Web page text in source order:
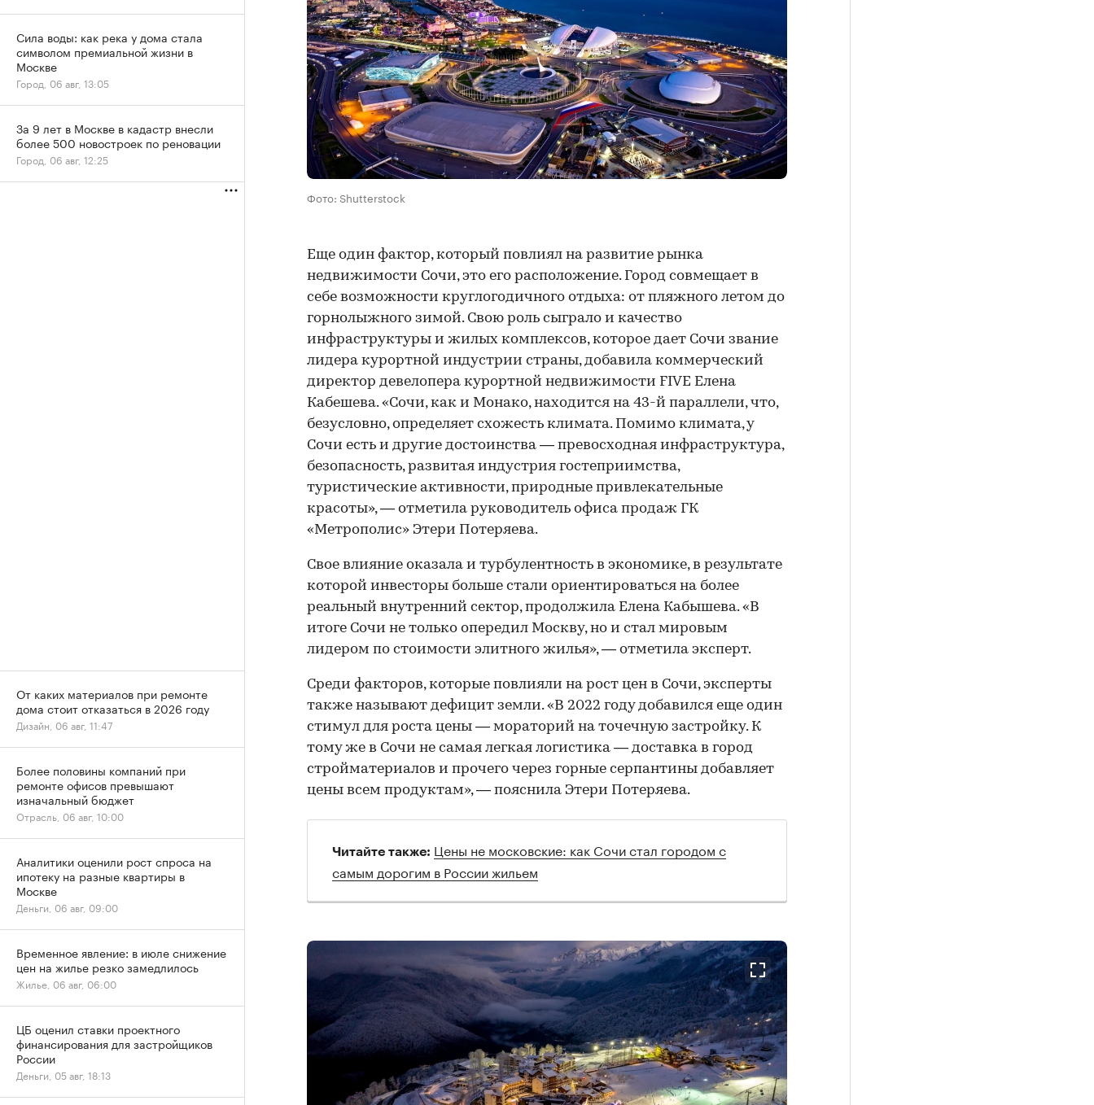
Фото: Shutterstock
Еще один фактор, который повлиял на развитие рынка
недвижимости Сочи, это его расположение. Город совмещает в
себе возможности круглогодичного отдыха: от пляжного летом до
горнолыжного зимой. Свою роль сыграло и качество
инфраструктуры и жилых комплексов, которое дает Сочи звание
лидера курортной индустрии страны, добавила коммерческий
директор девелопера курортной недвижимости FIVE Елена
Кабешева. «Сочи, как и Монако, находится на 43-й параллели, что,
безусловно, определяет схожесть климата. Помимо климата, у
Сочи есть и другие достоинства — превосходная инфраструктура,
безопасность, развитая индустрия гостеприимства,
туристические активности, природные привлекательные
красоты», — отметила руководитель офиса продаж ГК
«Метрополис» Этери Потеряева.
Свое влияние оказала и турбулентность в экономике, в результате
которой инвесторы больше стали ориентироваться на более
реальный внутренний сектор, продолжила Елена Кабышева. «В
итоге Сочи не только опередил Москву, но и стал мировым
лидером по стоимости элитного жилья», — отметила эксперт.
Среди факторов, которые повлияли на рост цен в Сочи, эксперты
также называют дефицит земли. «В 2022 году добавился еще один
стимул для роста цены — мораторий на точечную застройку. К
тому же в Сочи не самая легкая логистика — доставка в город
стройматериалов и прочего через горные серпантины добавляет
цены всем продуктам», — пояснила Этери Потеряева.
Читайте также: Цены не московские: как Сочи стал городом с
самым дорогим в России жильем
Сила воды: как река у дома стала
символом премиальной жизни в
Москве
Город, 06 авг, 13:05
За 9 лет в Москве в кадастр внесли
более 500 новостроек по реновации
Город, 06 авг, 12:25
От каких материалов при ремонте
дома стоит отказаться в 2026 году
Дизайн, 06 авг, 11:47
Более половины компаний при
ремонте офисов превышают
изначальный бюджет
Отрасль, 06 авг, 10:00
Аналитики оценили рост спроса на
ипотеку на разные квартиры в
Москве
Деньги, 06 авг, 09:00
Временное явление: в июле снижение
цен на жилье резко замедлилось
Жилье, 06 авг, 06:00
ЦБ оценил ставки проектного
финансирования для застройщиков
России
Деньги, 05 авг, 18:13